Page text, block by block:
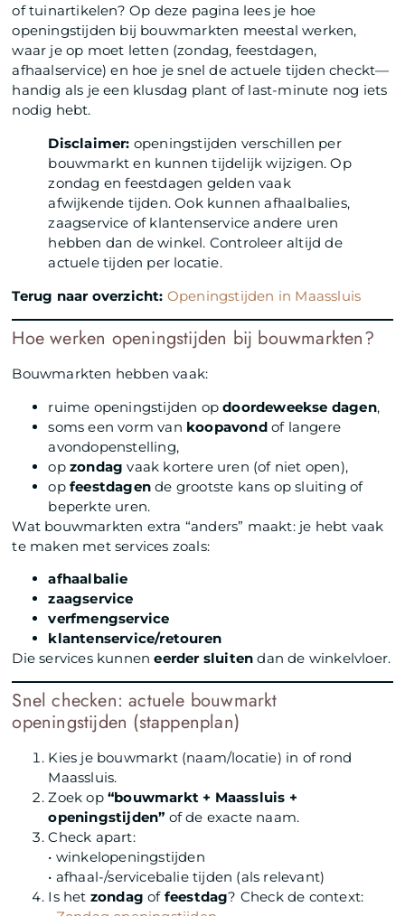
of tuinartikelen? Op deze pagina lees je hoe
openingstijden bij bouwmarkten meestal werken,
waar je op moet letten (zondag, feestdagen,
afhaalservice) en hoe je snel de actuele tijden checkt—
handig als je een klusdag plant of last-minute nog iets
nodig hebt.
Disclaimer: openingstijden verschillen per
bouwmarkt en kunnen tijdelijk wijzigen. Op
zondag en feestdagen gelden vaak
afwijkende tijden. Ook kunnen afhaalbalies,
zaagservice of klantenservice andere uren
hebben dan de winkel. Controleer altijd de
actuele tijden per locatie.
Terug naar overzicht: Openingstijden in Maassluis
Hoe werken openingstijden bij bouwmarkten?
Bouwmarkten hebben vaak:
ruime openingstijden opdoordeweekse dagen,
soms een vorm van koopavondof langere
avondopenstelling,
opzondag vaak kortere uren (of niet open),
opfeestdagen de grootste kans op sluiting of
beperkte uren.
Wat bouwmarkten extra “anders” maakt: je hebt vaak
te maken met services zoals:
afhaalbalie
zaagservice
verfmengservice
klantenservice/retouren
Die services kunneneerder sluiten dan de winkelvloer.
Snel checken: actuele bouwmarkt
openingstijden (stappenplan)
Kies je bouwmarkt (naam/locatie) in of rond
Maassluis.
Zoek op“bouwmarkt + Maassluis +
openingstijden” of de exacte naam.
Check apart:
• winkelopeningstijden
• afhaal-/servicebalie tijden (als relevant)
Is het zondag of feestdag? Check de context: